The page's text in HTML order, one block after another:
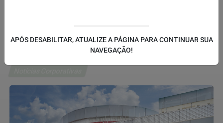
APÓS DESABILITAR, ATUALIZE A PÁGINA PARA CONTINUAR SUA
NAVEGAÇÃO!